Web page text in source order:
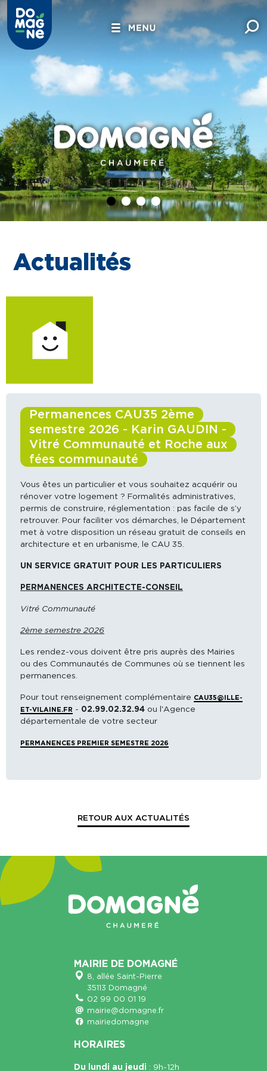
Actualités
Permanences CAU35 2ème
semestre 2026 - Karin GAUDIN -
Vitré Communauté et Roche aux
fées communauté
Vous êtes un particulier et vous souhaitez acquérir ou
rénover votre logement ? Formalités administratives,
permis de construire, réglementation : pas facile de s’y
retrouver. Pour faciliter vos démarches, le Département
met à votre disposition un réseau gratuit de conseils en
architecture et en urbanisme, le CAU 35.
UN SERVICE GRATUIT POUR LES PARTICULIERS
PERMANENCES ARCHITECTE-CONSEIL
Vitré Communauté
2ème semestre 2026
Les rendez-vous doivent être pris auprès des Mairies
ou des Communautés de Communes où se tiennent les
permanences.
Pour tout renseignement complémentaire CAU35@ILLE-
ET-VILAINE.FR - 02.99.02.32.94 ou l'Agence
départementale de votre secteur
PERMANENCES PREMIER SEMESTRE 2026
RETOUR AUX ACTUALITÉS
MAIRIE DE DOMAGNÉ
8, allée Saint-Pierre
35113 Domagné
02 99 00 01 19
mairie@domagne.fr
mairiedomagne
HORAIRES
Du lundi au jeudi : 9h-12h